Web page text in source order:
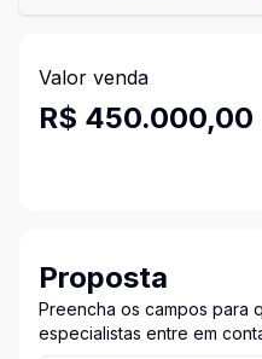
Valor venda
R$ 450.000,00
Proposta
Preencha os campos para
especialistas entre em